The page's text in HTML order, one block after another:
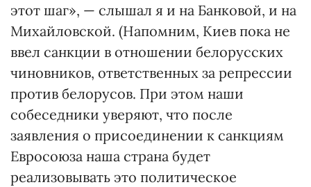
этот шаг», — слышал я и на Банковой, и на
Михайловской. (Напомним, Киев пока не
ввел санкции в отношении белорусских
чиновников, ответственных за репрессии
против белорусов. При этом наши
собеседники уверяют, что после
заявления о присоединении к санкциям
Евросоюза наша страна будет
реализовывать это политическое